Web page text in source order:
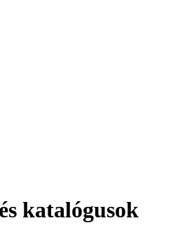
katalógusok